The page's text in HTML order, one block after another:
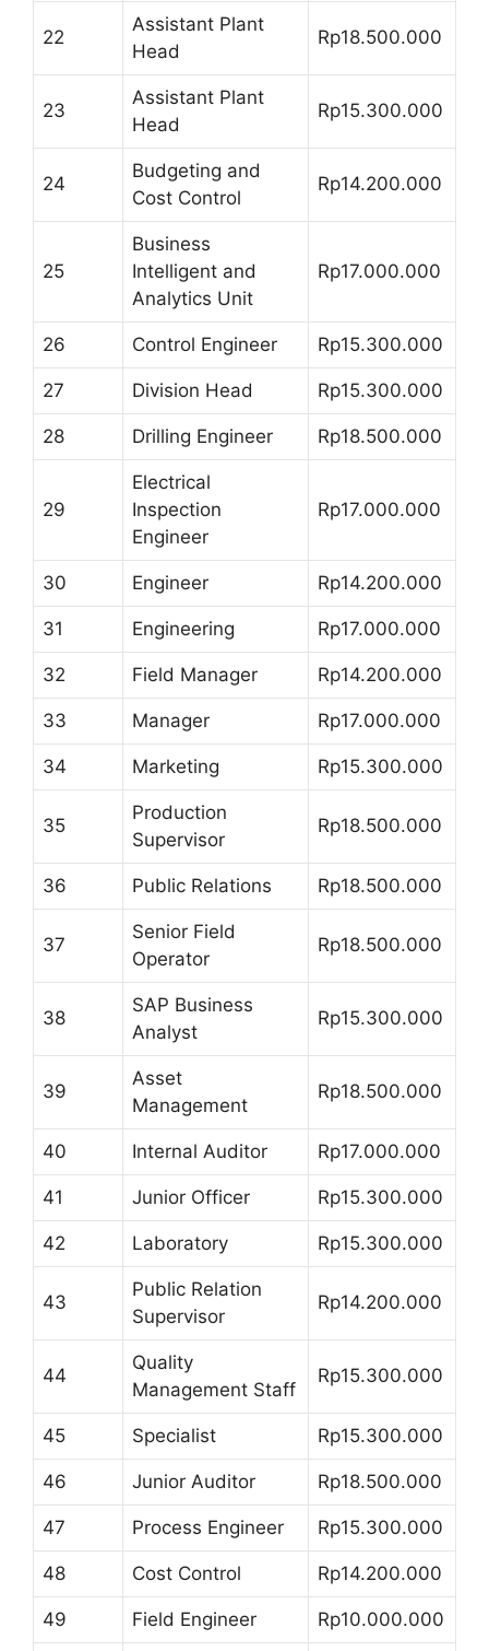
22
Assistant Plant
Head
Rp18.500.000
23
Assistant Plant
Head
Rp15.300.000
24
Budgeting and
Cost Control
Rp14.200.000
25
Business
Intelligent and
Analytics Unit
Rp17.000.000
26 Control Engineer Rp15.300.000
27 Division Head Rp15.300.000
28 Drilling Engineer Rp18.500.000
29
Electrical
Inspection
Engineer
Rp17.000.000
30 Engineer Rp14.200.000
31 Engineering Rp17.000.000
32 Field Manager Rp14.200.000
33 Manager Rp17.000.000
34 Marketing Rp15.300.000
35
Production
Supervisor
Rp18.500.000
36 Public Relations Rp18.500.000
37
Senior Field
Operator
Rp18.500.000
38
SAP Business
Analyst
Rp15.300.000
39
Asset
Management
Rp18.500.000
40 Internal Auditor Rp17.000.000
41 Junior Officer Rp15.300.000
42 Laboratory Rp15.300.000
43
Public Relation
Supervisor
Rp14.200.000
44
Quality
Management Staff
Rp15.300.000
45 Specialist Rp15.300.000
46 Junior Auditor Rp18.500.000
47 Process Engineer Rp15.300.000
48 Cost Control Rp14.200.000
49 Field Engineer Rp10.000.000